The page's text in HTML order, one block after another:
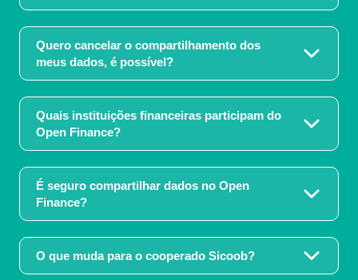
Quero cancelar o compartilhamento dos
meus dados, é possível?
Quais instituições financeiras participam do
Open Finance?
É seguro compartilhar dados no Open
Finance?
O que muda para o cooperado Sicoob?